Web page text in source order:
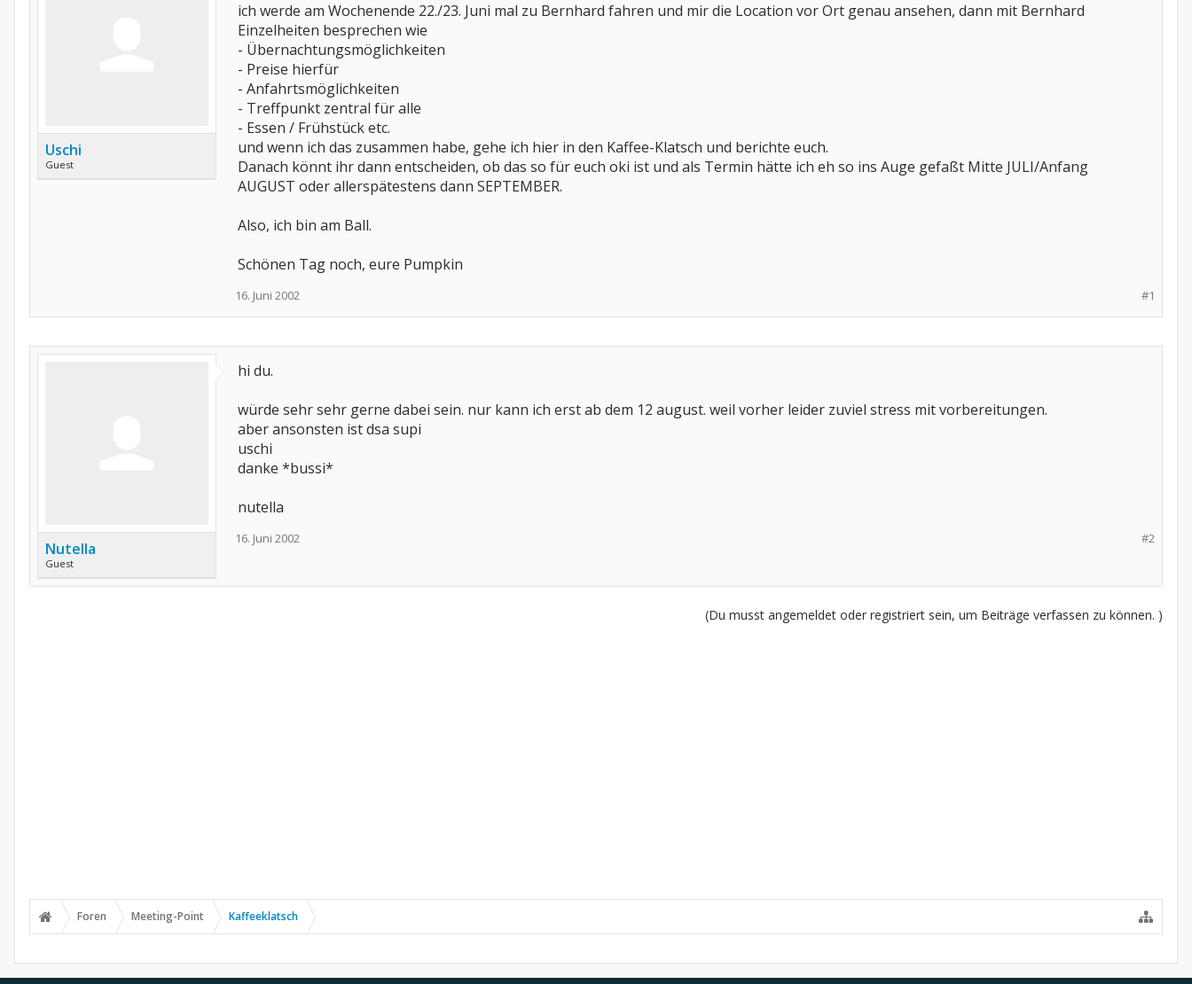
Uschi
Guest
ich werde am Wochenende 22./23. Juni mal zu Bernhard fahren und mir die Location vor Ort genau ansehen, dann mit Bernhard
Einzelheiten besprechen wie
- Übernachtungsmöglichkeiten
- Preise hierfür
- Anfahrtsmöglichkeiten
- Treffpunkt zentral für alle
- Essen / Frühstück etc.
und wenn ich das zusammen habe, gehe ich hier in den Kaffee-Klatsch und berichte euch.
Danach könnt ihr dann entscheiden, ob das so für euch oki ist und als Termin hätte ich eh so ins Auge gefaßt Mitte JULI/Anfang
AUGUST oder allerspätestens dann SEPTEMBER.
Also, ich bin am Ball.
Schönen Tag noch, eure Pumpkin
#1
16. Juni 2002
Nutella
Guest
hi du.
würde sehr sehr gerne dabei sein. nur kann ich erst ab dem 12 august. weil vorher leider zuviel stress mit vorbereitungen.
aber ansonsten ist dsa supi
uschi
danke *bussi*
nutella
#2
16. Juni 2002
(Du musst angemeldet oder registriert sein, um Beiträge verfassen zu können. )
Foren Meeting-Point Kaffeeklatsch